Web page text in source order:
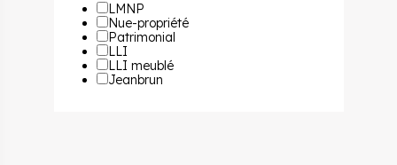
LMNP
Nue-propriété
Patrimonial
LLI
LLI meublé
Jeanbrun